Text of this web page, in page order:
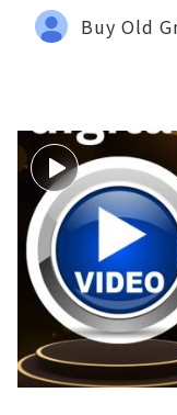
Buy Old